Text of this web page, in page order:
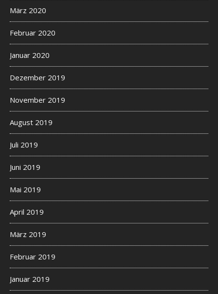
März 2020
Februar 2020
Januar 2020
Dezember 2019
November 2019
August 2019
Juli 2019
Juni 2019
Mai 2019
April 2019
März 2019
Februar 2019
Januar 2019